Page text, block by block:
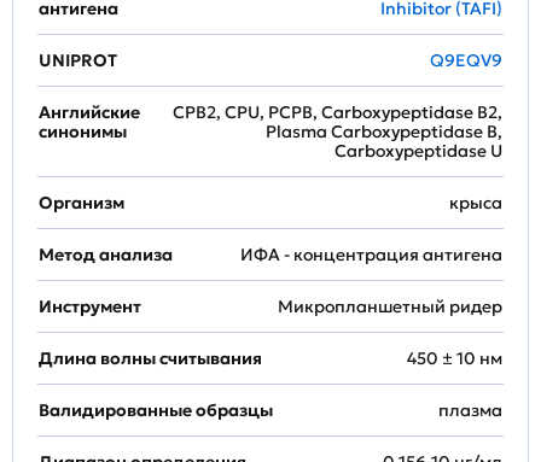
антигена
Inhibitor (TAFI)
UNIPROT Q9EQV9
Английские
синонимы
CPB2, CPU, PCPB, Carboxypeptidase B2,
Plasma Carboxypeptidase B,
Carboxypeptidase U
Организм крыса
Метод анализа ИФА - концентрация антигена
Инструмент Микропланшетный ридер
Длина волны считывания 450 ± 10 нм
Валидированные образцы плазма